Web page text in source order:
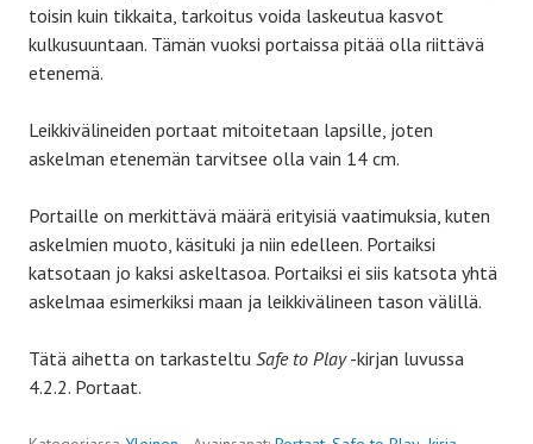
toisin kuin tikkaita, tarkoitus voida laskeutua kasvot
kulkusuuntaan. Tämän vuoksi portaissa pitää olla riittävä
etenemä.
Leikkivälineiden portaat mitoitetaan lapsille, joten
askelman etenemän tarvitsee olla vain 14 cm.
Portaille on merkittävä määrä erityisiä vaatimuksia, kuten
askelmien muoto, käsituki ja niin edelleen. Portaiksi
katsotaan jo kaksi askeltasoa. Portaiksi ei siis katsota yhtä
askelmaa esimerkiksi maan ja leikkivälineen tason välillä.
Tätä aihetta on tarkasteltu Safe to Play-kirjan luvussa
4.2.2. Portaat.